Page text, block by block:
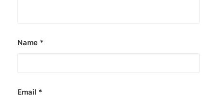
Name *
Email *